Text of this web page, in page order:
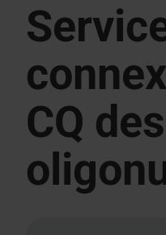
CQ des